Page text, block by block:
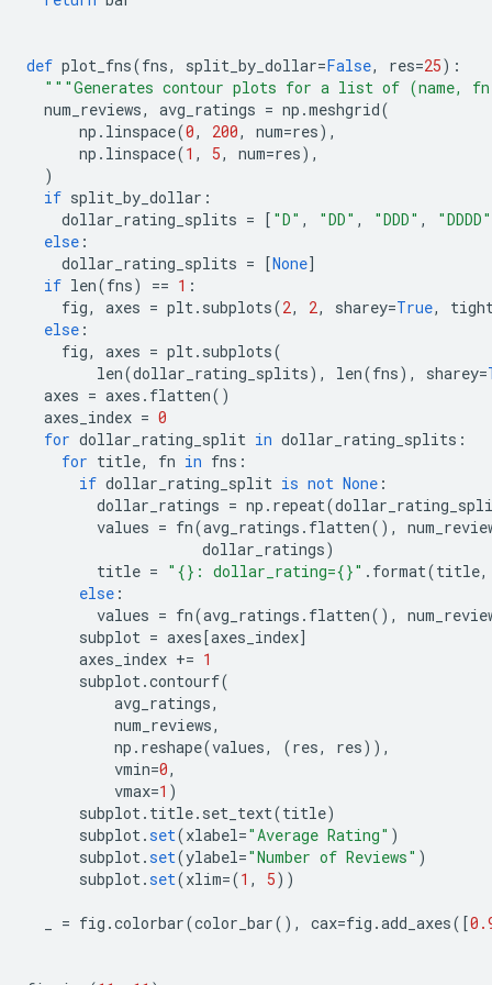
def plot_fns(fns, split_by_dollar=False, res=25):
"""Generates contour plots for a list of (name,
num_reviews, avg_ratings = np .meshgrid(
np . linspace(0, 200, num=res),
np . linspace(1 , 5, num=res),
)
if split_by_dollar :
dollar_rating_splits = [ "D" , "DD" , "DDD" ,
"DDDD"
else :
dollar_rating_splits = [None]
if len(fns) == 1 :
fig, axes = plt. subplots(2, 2, sharey=True,
else :
fig, axes = plt. subplots(
len(dollar_rating_splits), len(fns), sharey=
axes = axes . flatten()
axes_index = 0
for dollar_rating_split in dollar_rating_splits :
for title, fn in fns :
if dollar_rating_split is not None :
dollar_ratings = np . repeat(
values = fn(avg_ratings . flatten(),
dollar_ratings)
title = "{}: dollar_rating={}" . format(title,
else :
values = fn(avg_ratings . flatten(),
subplot = axes[axes_index]
axes_index += 1
subplot.contourf(
avg_ratings,
num_reviews,
np . reshape(values, (res, res)),
vmin=0,
vmax=1 )
subplot. title. set_text(title)
subplot.set(xlabel="Average Rating" )
subplot.set(ylabel="Number of Reviews" )
subplot.set(xlim=(1 , 5))
= fig .colorbar(color_bar(), cax=fig .add_axes([